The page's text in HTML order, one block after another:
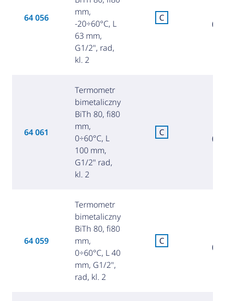
64 056
mm,
-20÷60°C, L
63 mm,
G1/2", rad,
kl. 2
C
64 061
Termometr
bimetaliczny
BiTh 80, fi80
mm,
0÷60°C, L
100 mm,
G1/2" rad,
kl. 2
C
64 059
Termometr
bimetaliczny
BiTh 80, fi80
mm,
0÷60°C, L 40
mm, G1/2",
rad, kl. 2
C